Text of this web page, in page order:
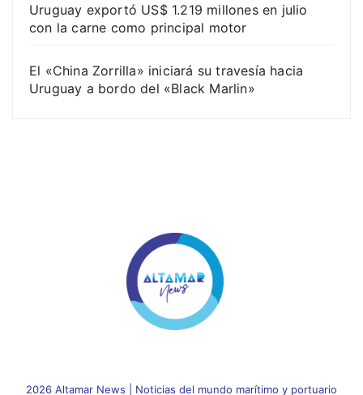
Uruguay exportó US$ 1.219 millones en julio
con la carne como principal motor
El «China Zorrilla» iniciará su travesía hacia
Uruguay a bordo del «Black Marlin»
2026 Altamar News Noticias del mundo marítimo y portuario